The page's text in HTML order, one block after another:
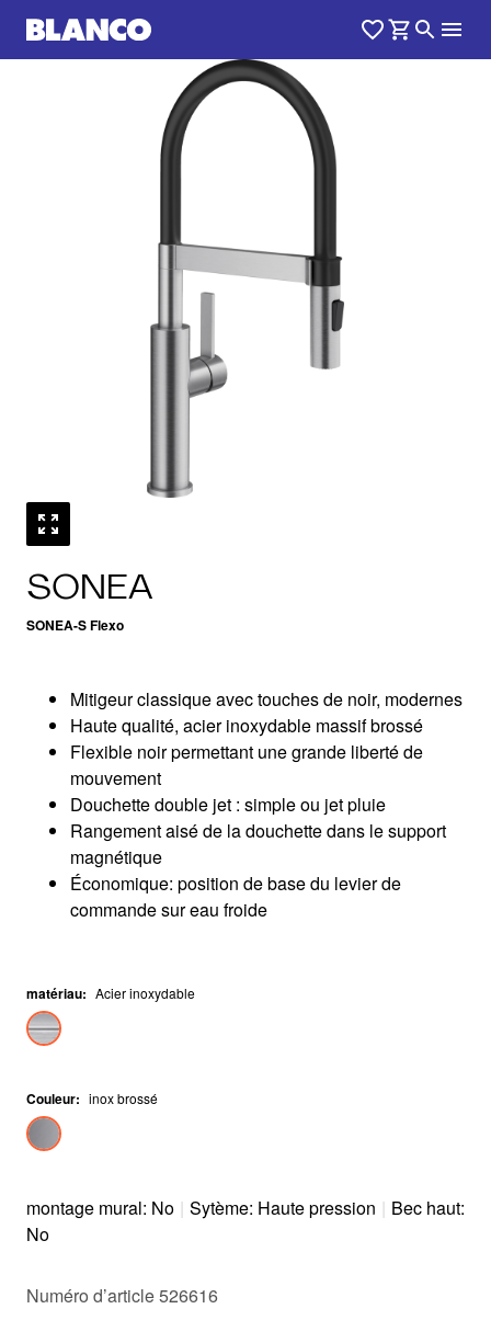
SONEA
SONEA-S Flexo
Mitigeur classique avec touches de noir, modernes
Haute qualité, acier inoxydable massif brossé
Flexible noir permettant une grande liberté de
mouvement
Douchette double jet : simple ou jet pluie
Rangement aisé de la douchette dans le support
magnétique
Économique: position de base du levier de
commande sur eau froide
matériau: Acier inoxydable
Couleur: inox brossé
montage mural: No | Sytème: Haute pression | Bec haut:
No
Numéro d’article 526616